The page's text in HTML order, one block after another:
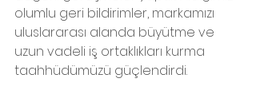
olumlu geri bildirimler, markamızı
uluslararası alanda büyütme ve
uzun vadeli iş ortaklıkları kurma
taahhüdümüzü güçlendirdi.